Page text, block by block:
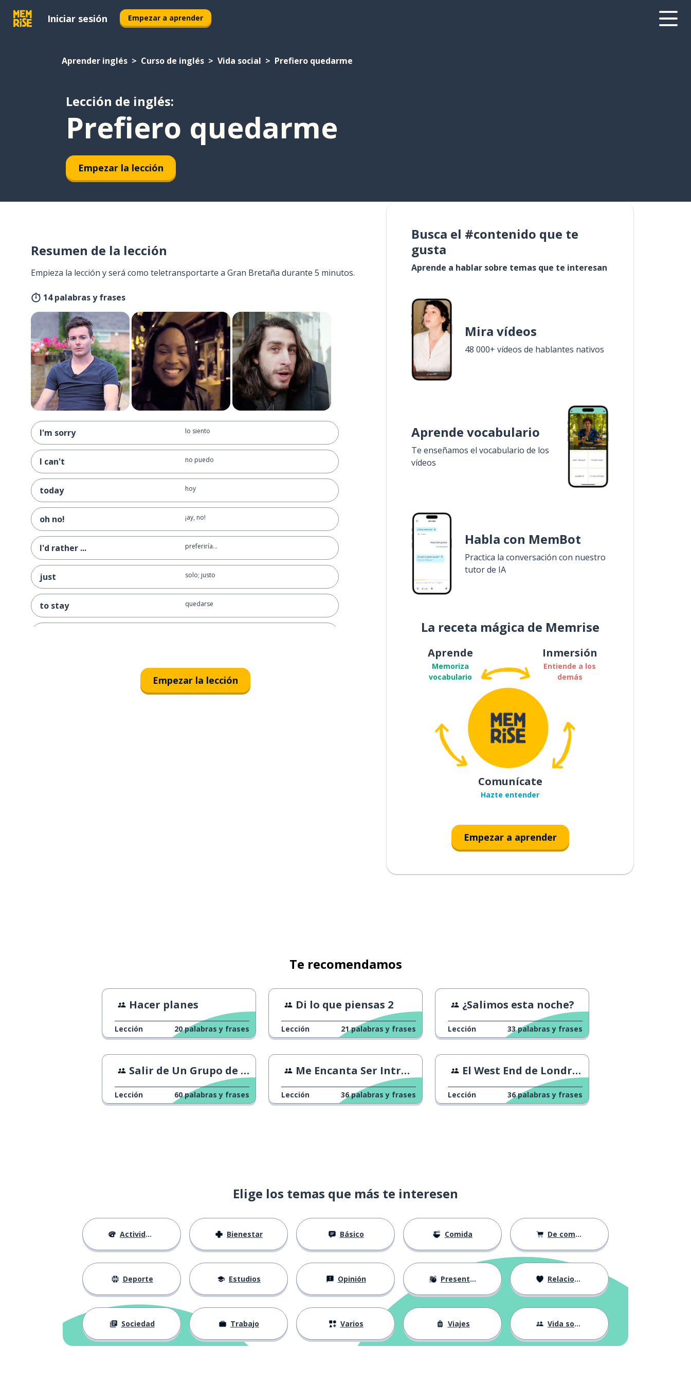
Iniciar sesión Empezar a aprender
Aprender inglés Curso de inglés Vida social Prefiero quedarme
Lección de inglés:
Prefiero quedarme
Empezar la lección
Resumen de la lección
Empieza la lección y será como teletransportarte a Gran Bretaña durante 5 minutos.
14 palabras y frases
I'm sorry lo siento
I can't no puedo
today hoy
oh no! ¡ay, no!
I'd rather ... preferiría...
just solo; justo
to stay quedarse
Empezar la lección
Busca el #contenido que te
gusta
Aprende a hablar sobre temas que te interesan
Mira vídeos
48 000+ vídeos de hablantes nativos
Aprende vocabulario
Te enseñamos el vocabulario de los
vídeos
Habla con MemBot
Practica la conversación con nuestro
tutor de IA
La receta mágica de Memrise
Aprende
Memoriza
vocabulario
Inmersión
Entiende a los
demás
Comunícate
Hazte entender
Empezar a aprender
Te recomendamos
Hacer planes
Lección 20 palabras y frases
Di lo que piensas 2
Lección 21 palabras y frases
¿Salimos esta noche?
Lección 33 palabras y frases
Salir de Un Grupo de Whatsapp
Lección 60 palabras y frases
Me Encanta Ser Introvertido
Lección 36 palabras y frases
El West End de Londres
Lección 36 palabras y frases
Elige los temas que más te interesen
Actividades Bienestar Básico Comida De compras
Deporte Estudios Opinión Presentación Relaciones
Sociedad Trabajo Varios Viajes Vida social